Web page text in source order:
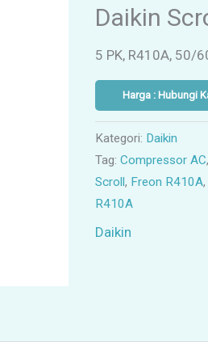
Daikin
5 PK, R410A, 50/
Harga : Hubungi
Kategori: Daikin
Tag:Compressor AC
Scroll, Freon R410A,
R410A
Daikin